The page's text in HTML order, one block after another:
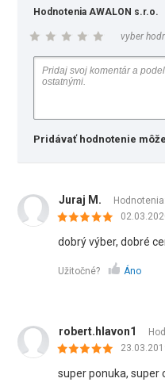
Hodnotenia AWALON s.r.o.
vyber
Pridávať hodnotenie
Juraj M.
dobrý výber, dobré
Užitočné? Áno
robert.hlavon1
super ponuka, super